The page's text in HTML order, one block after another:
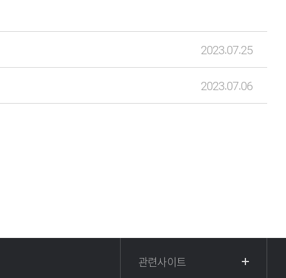
2023.07.25
2023.07.06
관련사이트